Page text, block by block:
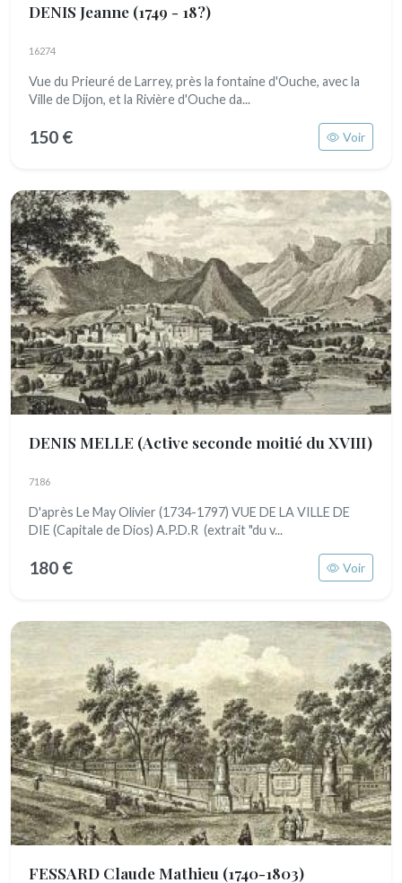
DENIS Jeanne (1749 - 18?)
16274
Vue du Prieuré de Larrey, près la fontaine d'Ouche, avec la
Ville de Dijon, et la Rivière d'Ouche da...
150 € Voir
DENIS MELLE (Active seconde moitié du XVIII)
7186
D'après Le May Olivier (1734-1797) VUE DE LA VILLE DE
DIE (Capitale de Dios) A.P.D.R (extrait "du v...
180 € Voir
FESSARD Claude Mathieu (1740-1803)